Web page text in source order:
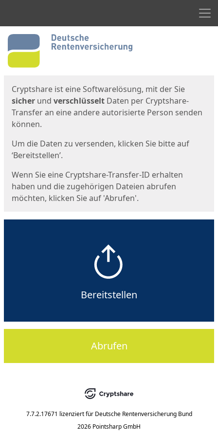
Start
Cryptshare ist eine Softwarelösung, mit der Sie
sicher und verschlüsselt Daten per Cryptshare-
Transfer an eine andere autorisierte Person senden
können.
Um die Daten zu versenden, klicken Sie bitte auf
‘Bereitstellen’.
Wenn Sie eine Cryptshare-Transfer-ID erhalten
haben und die zugehörigen Dateien abrufen
möchten, klicken Sie auf 'Abrufen'.
Bereitstellen
Abrufen
7.7.2.17671 lizenziert für Deutsche Rentenversicherung Bund
2026 Pointsharp GmbH